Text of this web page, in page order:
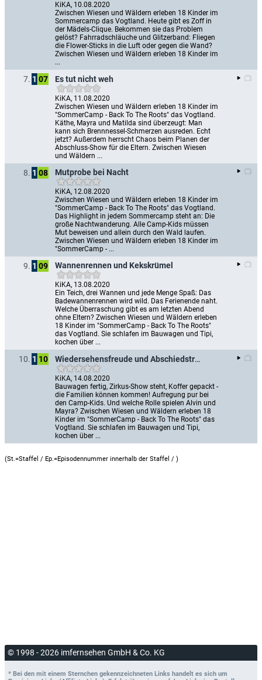
KiKA, 10.08.2020
Zwischen Wiesen und Wäldern erleben 18 Kinder im
Sommercamp das Vogtland. Heute gibt es Zoff in
der Mädels-Clique. Bekommen sie das Problem
gelöst? Fahrradschläuche und Glitzerband: Fliegen
die Flower-Sticks in die Luft oder gegen die Wand?
Zwischen Wiesen und Wäldern erleben 18 Kinder im
...
7. 1 07 Es tut nicht weh
KiKA, 11.08.2020
Zwischen Wiesen und Wäldern erleben 18 Kinder im
"SommerCamp - Back To The Roots" das Vogtland.
Käthe, Mayra und Matilda sind überzeugt: Man
kann sich Brennnessel-Schmerzen ausreden. Echt
jetzt? Außerdem herrscht Chaos beim Planen der
Abschluss-Show für die Eltern. Zwischen Wiesen
und Wäldern ...
8. 1 08 Mutprobe bei Nacht
KiKA, 12.08.2020
Zwischen Wiesen und Wäldern erleben 18 Kinder im
"SommerCamp - Back To The Roots" das Vogtland.
Das Highlight in jedem Sommercamp steht an: Die
große Nachtwanderung. Alle Camp-Kids müssen
Mut beweisen und allein durch den Wald laufen.
Zwischen Wiesen und Wäldern erleben 18 Kinder im
"SommerCamp - ...
9. 1 09 Wannenrennen und Kekskrümel
KiKA, 13.08.2020
Ein Teich, drei Wannen und jede Menge Spaß: Das
Badewannenrennen wird wild. Das Ferienende naht.
Welche Überraschung gibt es am letzten Abend
ohne Eltern? Zwischen Wiesen und Wäldern erleben
18 Kinder im "SommerCamp - Back To The Roots"
das Vogtland. Sie schlafen im Bauwagen und Tipi,
kochen über ...
10. 1 10 Wiedersehensfreude und Abschiedstränen
KiKA, 14.08.2020
Bauwagen fertig, Zirkus-Show steht, Koffer gepackt -
die Familien können kommen! Aufregung pur bei
den Camp-Kids. Und welche Rolle spielen Alvin und
Mayra? Zwischen Wiesen und Wäldern erleben 18
Kinder im "SommerCamp - Back To The Roots" das
Vogtland. Sie schlafen im Bauwagen und Tipi,
kochen über ...
(St.=Staffel / Ep.=Episodennummer innerhalb der Staffel / )
© 1998 - 2026 imfernsehen GmbH & Co. KG
* Bei den mit einem Sternchen gekennzeichneten Links handelt es sich um